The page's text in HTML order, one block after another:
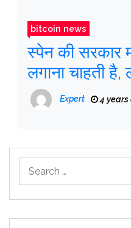
bitcoin news
स्पेन की सरकार
लगाना चाहती है,
खर्च कर रही है
Expert 4 years
for: